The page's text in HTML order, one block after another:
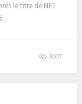
le titre de NF1
3007